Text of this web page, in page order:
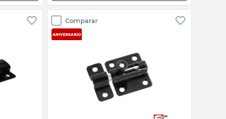
Comparar
Vista rápida